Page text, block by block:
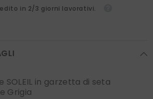
in 2/3 giorni lavorativi.
SOLEIL in garzetta di seta
Grigia